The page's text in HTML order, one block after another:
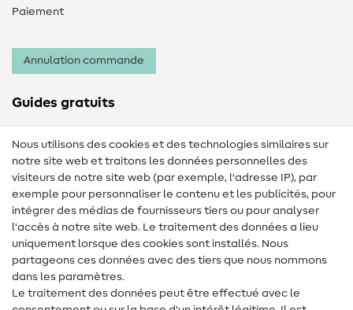
Paiement
Annulation commande
Guides gratuits
Lexique de couture
Tutos de couture
Aide & contact
Contact
Changement de propriétaire
Nous utilisons des cookies et des technologies similaires sur
notre site web et traitons les données personnelles des
visiteurs de notre site web (par exemple, l'adresse IP), par
exemple pour personnaliser le contenu et les publicités, pour
intégrer des médias de fournisseurs tiers ou pour analyser
l'accès à notre site web. Le traitement des données a lieu
uniquement lorsque des cookies sont installés. Nous
partageons ces données avec des tiers que nous nommons
dans les paramètres.
Le traitement des données peut être effectué avec le